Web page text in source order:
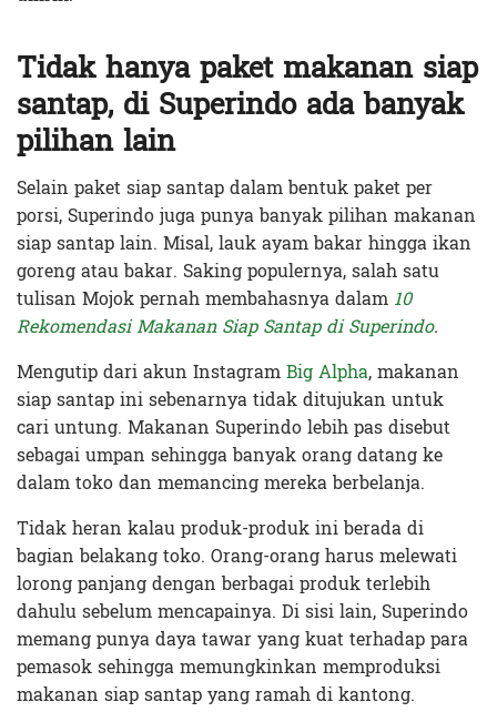
Tidak hanya paket makanan siap
santap, di Superindo ada banyak
pilihan lain
Selain paket siap santap dalam bentuk paket per
porsi, Superindo juga punya banyak pilihan makanan
siap santap lain. Misal, lauk ayam bakar hingga ikan
goreng atau bakar. Saking populernya, salah satu
tulisan Mojok pernah membahasnya dalam 10
Rekomendasi Makanan Siap Santap di Superindo.
Mengutip dari akun InstagramBig Alpha, makanan
siap santap ini sebenarnya tidak ditujukan untuk
cari untung. Makanan Superindo lebih pas disebut
sebagai umpan sehingga banyak orang datang ke
dalam toko dan memancing mereka berbelanja.
Tidak heran kalau produk-produk ini berada di
bagian belakang toko. Orang-orang harus melewati
lorong panjang dengan berbagai produk terlebih
dahulu sebelum mencapainya. Di sisi lain, Superindo
memang punya daya tawar yang kuat terhadap para
pemasok sehingga memungkinkan memproduksi
makanan siap santap yang ramah di kantong.